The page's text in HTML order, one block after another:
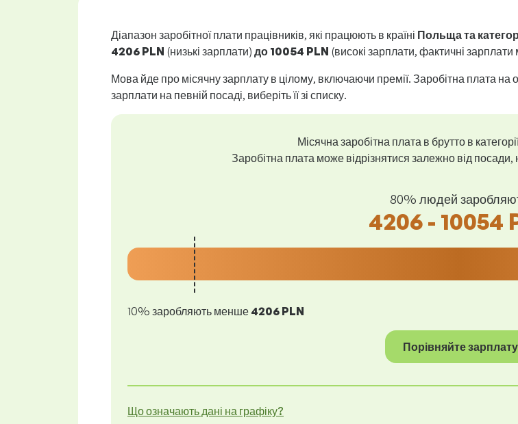
Діапазон заробітної плати працівників, які працюють в країні Польща та
4206 PLN (низькі зарплати) до 10054 PLN (високі зарплати, фактичні
Мова йде про місячну зарплату в цілому, включаючи премії. Заробітна плата
зарплати на певній посаді, виберіть її зі списку.
Місячна заробітна плата в брутто в
Заробітна плата може відрізнятися залежно від
80% людей
4206 - 10054
10% заробляють менше 4206 PLN
Порівняйте зарплату
Що означають дані на графіку?